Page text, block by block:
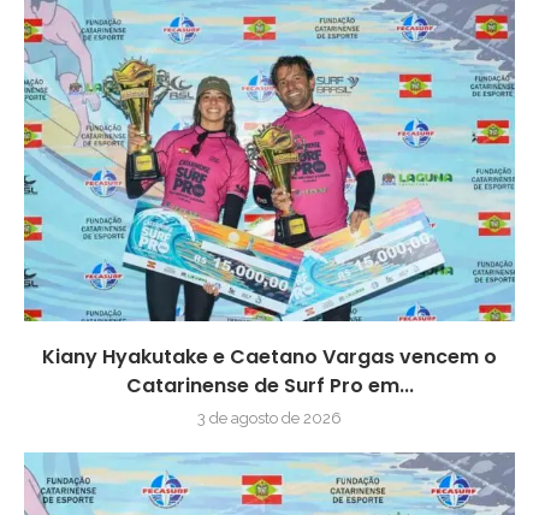
Kiany Hyakutake e Caetano Vargas vencem o
Catarinense de Surf Pro em...
3 de agosto de 2026